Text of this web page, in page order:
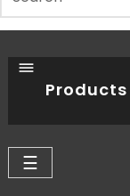
Products
Toggle
navigation
☰